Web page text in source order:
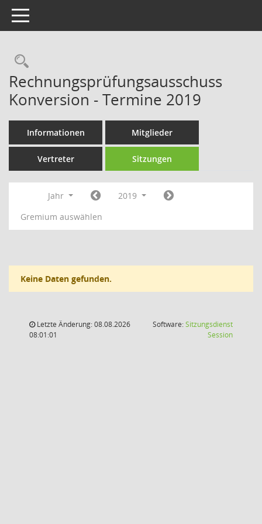
Toggle navigation
Rechercheauswahl
Rechnungsprüfungsausschuss
Konversion - Termine 2019
Informationen Mitglieder
Vertreter Sitzungen
Jahr
2019
Gremium auswählen
Keine Daten gefunden.
Letzte Änderung: 08.08.2026
08:01:01
Software:Sitzungsdienst
Session(Wird in